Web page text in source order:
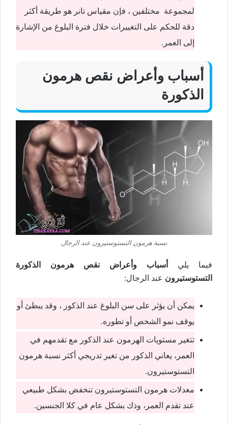
لمجموعة مختلفين ، فإن مقياس تانر هو طريقة أكثر
دقة للحكم على التغييرات خلال فترة البلوغ من الإشارة
إلى العمر.
أسباب وأعراض نقص هرمون
الذكورة
نسبة هرمون التستوستيرون عند الرجال
فيما يلي
أسباب وأعراض نقص هرمون الذكورة
التستوستيرون عند الرجال:
يمكن أن يؤثر على سن البلوغ عند الذكور ، وقد يبطئ أو
يوقف نمو الشخص أو تطوره.
تتغير مستويات الهرمون عند الذكور مع تقدمهم في
العمر، يعاني الذكور من تغير تدريجي أكثر نسبة هرمون
التستوستيرون.
معدلات هرمون التستوستيرون تنخفض بشكل طبيعي
عند تقدم العمر، وذك بشكل عام في كلا الجنسين.